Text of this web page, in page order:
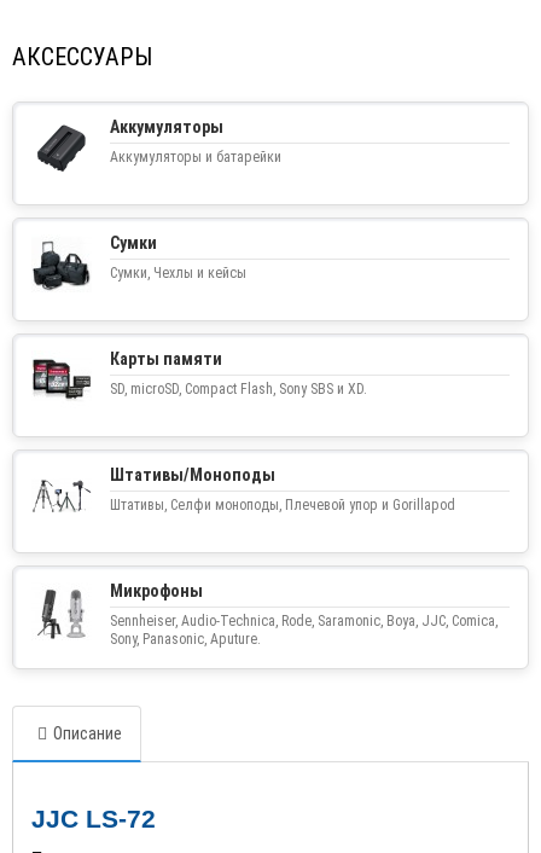
АКСЕССУАРЫ
Аккумуляторы
Аккумуляторы и батарейки
Сумки
Сумки, Чехлы и кейсы
Карты памяти
SD, microSD, Compact Flash, Sony SBS и XD.
Штативы/Моноподы
Штативы, Селфи моноподы, Плечевой упор и Gorillapod
Микрофоны
Sennheiser, Audio-Technica, Rode, Saramonic, Boya, JJC, Comica,
Sony, Panasonic, Aputure.
Описание
JJC LS-72